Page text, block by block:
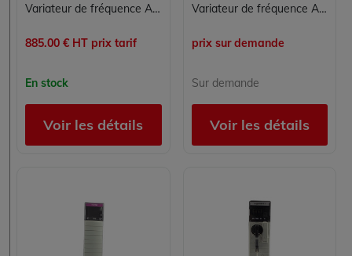
Variateur de fréquence Allen-Bradley PowerFlex 40 22B-D4P0N104 480V 4A 2HP IP20
885.00 € HT prix tarif
En stock
Voir les détails
Variateur de fréquence Allen-Bradley PowerFlex 40 22B-D010N104 4 kW 5 HP 480V triphasé IP20 RS-485
prix sur demande
Sur demande
Voir les détails